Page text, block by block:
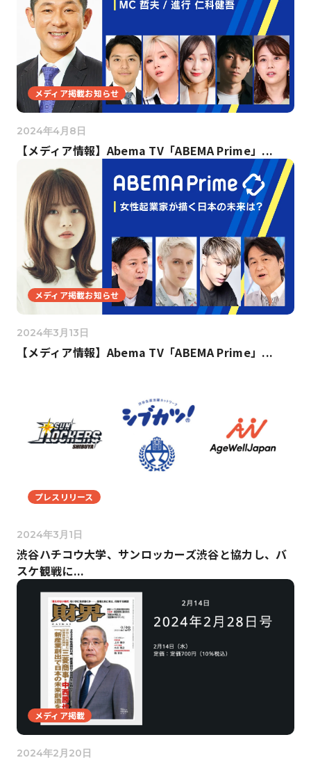
メディア掲載お知らせ
2024年4月8日
【メディア情報】Abema TV「ABEMA Prime」...
メディア掲載お知らせ
2024年3月13日
【メディア情報】Abema TV「ABEMA Prime」...
プレスリリース
2024年3月1日
渋谷ハチコウ大学、サンロッカーズ渋谷と協力し、バ
スケ観戦に...
メディア掲載
2024年2月20日